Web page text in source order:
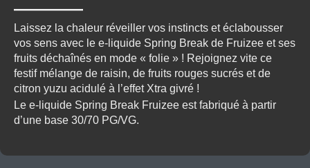
Laissez la chaleur réveiller vos instincts et éclabousser
vos sens avec le e-liquide Spring Break de Fruizee et ses
fruits déchaînés en mode « folie » ! Rejoignez vite ce
festif mélange de raisin, de fruits rouges sucrés et de
citron yuzu acidulé à l’effet Xtra givré !
Le e-liquide Spring Break Fruizee est fabriqué à partir
d’une base 30/70 PG/VG.